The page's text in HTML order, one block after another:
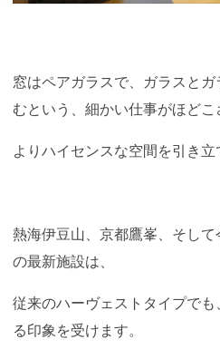
窓はペアガラスで、ガラスと
むという、細かい仕事がほどこ
よりハイセンスな空間を引き立
熱海伊豆山、京都鷹峯、そし
の最新施設は、
従来のハーヴェストタイプで
る印象を受けます。